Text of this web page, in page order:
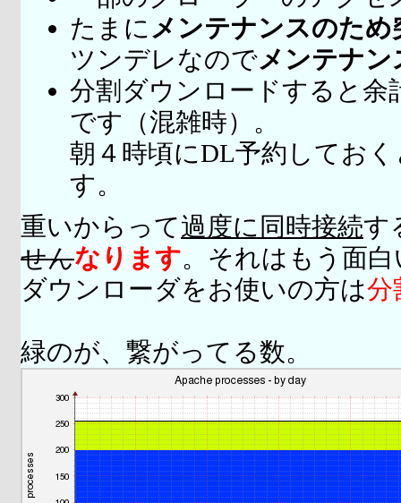
たまに メンテナンスのため
ツンデレなのでメンテナ
分割ダウンロードすると余
です（混雑時）。
朝４時頃にDL予約してお
す。
重いからって過度に同時接続す
せんなります。それはもう面
ダウンローダをお使いの方は分
緑のが、繋がってる数。